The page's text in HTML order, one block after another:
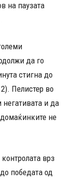
на паузата
да го
стигна до
Пелистер во
негативата и да
не
врз
победата од